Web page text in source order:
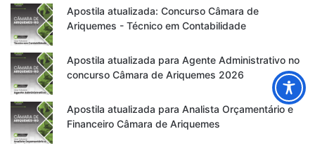
Apostila atualizada: Concurso Câmara de
Ariquemes - Técnico em Contabilidade
Apostila atualizada para Agente Administrativo no
concurso Câmara de Ariquemes 2026
Apostila atualizada para Analista Orçamentário e
Financeiro Câmara de Ariquemes